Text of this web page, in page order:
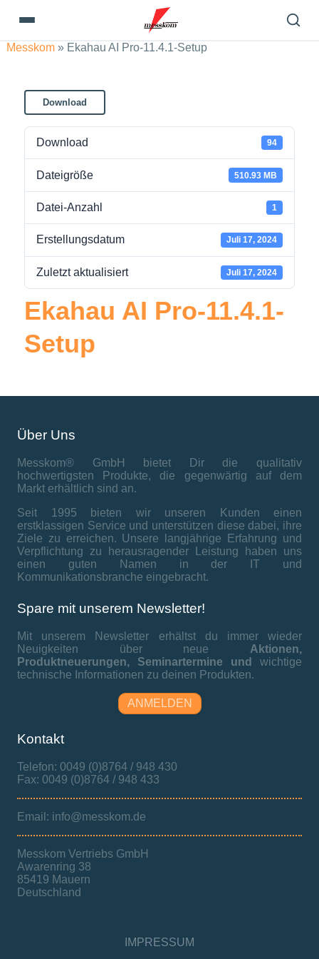
Messkom » Ekahau AI Pro-11.4.1-Setup
Download
Download 94
Dateigröße 510.93 MB
Datei-Anzahl 1
Erstellungsdatum Juli 17, 2024
Zuletzt aktualisiert Juli 17, 2024
Ekahau AI Pro-11.4.1-
Setup
Über Uns
Messkom® GmbH bietet Dir die qualitativ
hochwertigsten Produkte, die gegenwärtig auf dem
Markt erhältlich sind an.
Seit 1995 bieten wir unseren Kunden einen
erstklassigen Service und unterstützen diese dabei, ihre
Ziele zu erreichen. Unsere langjährige Erfahrung und
Verpflichtung zu herausragender Leistung haben uns
einen guten Namen in der IT und
Kommunikationsbranche eingebracht.
Spare mit unserem Newsletter!
Mit unserem Newsletter erhältst du immer wieder
Neuigkeiten über neue Aktionen,
Produktneuerungen, Seminartermine und wichtige
technische Informationen zu deinen Produkten.
ANMELDEN
Kontakt
Telefon: 0049 (0)8764 / 948 430
Fax: 0049 (0)8764 / 948 433
Email: info@messkom.de
Messkom Vertriebs GmbH
Awarenring 38
85419 Mauern
Deutschland
IMPRESSUM